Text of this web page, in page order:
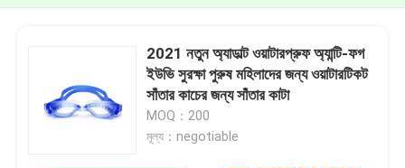
2021 নতুন অ্যাডাল্ট ওয়াটারপ্রুফ অ্যান্টি-ফগ
ইউভি সুরক্ষা পুরুষ মহিলাদের জন্য ওয়াটারটিকট
সাঁতার কাচের জন্য সাঁতার কাটা
MOQ：200
মূল্য：negotiable